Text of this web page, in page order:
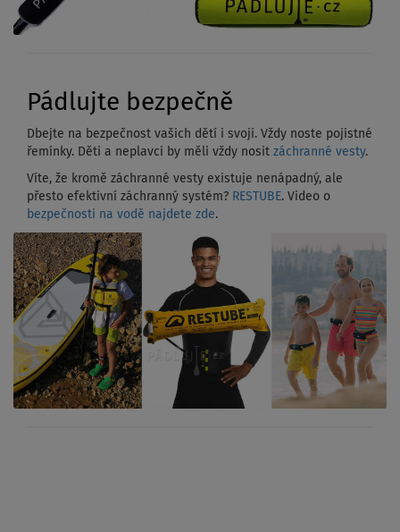
Pádlujte bezpečně
Dbejte na bezpečnost vašich dětí i svoji. Vždy noste pojistné
řemínky. Děti a neplavci by měli vždy nosit záchranné vesty.
Víte, že kromě záchranné vesty existuje nenápadný, ale
přesto efektivní záchranný systém? RESTUBE. Video o
bezpečnosti na vodě najdete zde.